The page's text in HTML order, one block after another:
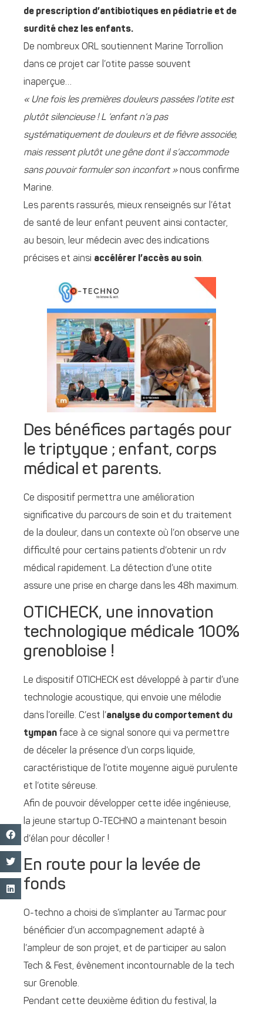
de prescription d’antibiotiques en pédiatrie et de
surdité chez les enfants.
De nombreux ORL soutiennent Marine Torrollion
dans ce projet car l’otite passe souvent
inaperçue…
« Une fois les premières douleurs passées l’otite est
plutôt silencieuse ! L ’enfant n’a pas
systématiquement de douleurs et de fièvre associée,
mais ressent plutôt une gêne dont il s’accommode
sans pouvoir formuler son inconfort »nous confirme
Marine.
Les parents rassurés, mieux renseignés sur l’état
de santé de leur enfant peuvent ainsi contacter,
au besoin, leur médecin avec des indications
précises et ainsi accélérer l’accès au soin.
Des bénéfices partagés pour
le triptyque ; enfant, corps
médical et parents.
Ce dispositif permettra une amélioration
significative du parcours de soin et du traitement
de la douleur, dans un contexte où l’on observe une
difficulté pour certains patients d’obtenir un rdv
médical rapidement. La détection d’une otite
assure une prise en charge dans les 48h maximum.
OTICHECK, une innovation
technologique médicale 100%
grenobloise !
Le dispositif OTICHECK est développé à partir d’une
technologie acoustique, qui envoie une mélodie
dans l’oreille. C’est l’analyse du comportement du
tympan face à ce signal sonore qui va permettre
de déceler la présence d’un corps liquide,
caractéristique de l’otite moyenne aiguë purulente
et l’otite séreuse.
Afin de pouvoir développer cette idée ingénieuse,
la jeune startup O-TECHNO a maintenant besoin
d’élan pour décoller !
En route pour la levée de
fonds
O-techno a choisi de s’implanter au Tarmac pour
bénéficier d’un accompagnement adapté à
l’ampleur de son projet, et de participer au salon
Tech & Fest, évènement incontournable de la tech
sur Grenoble.
Pendant cette deuxième édition du festival, la